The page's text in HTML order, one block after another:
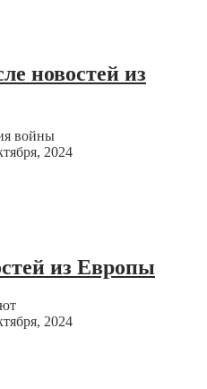
новостей из
войны
2024
из Европы
2024